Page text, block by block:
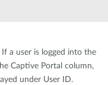
a user is logged into the
Captive Portal column,
under User ID.